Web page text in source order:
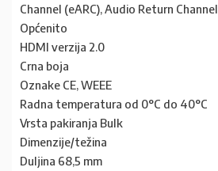
Channel (eARC), Audio Return
Općenito
HDMI verzija 2.0
Crna boja
Oznake CE, WEEE
Radna temperatura od 0°C do 40°C
Vrsta pakiranja Bulk
Dimenzije/težina
Duljina 68,5 mm